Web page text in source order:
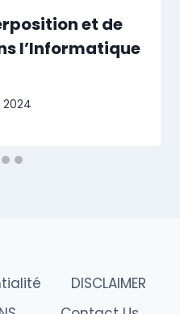
et de
l’Informatique
2024
DISCLAIMER